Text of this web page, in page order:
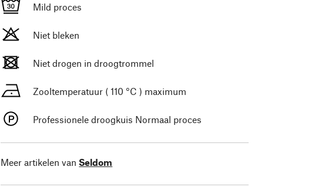
Mild proces
Niet bleken
Niet drogen in droogtrommel
Zooltemperatuur ( 110 °C ) maximum
Professionele droogkuis Normaal proces
Meer artikelen van Seldom